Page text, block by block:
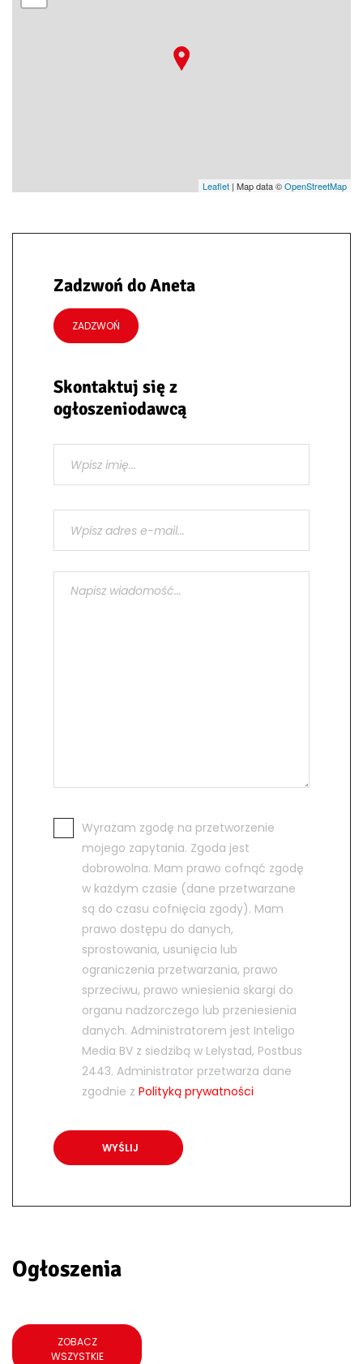
Leaflet | Map data ©OpenStreetMap
Zadzwoń do Aneta
ZADZWOŃ
Skontaktuj się z
ogłoszeniodawcą
Wyrażam zgodę na przetworzenie
mojego zapytania. Zgoda jest
dobrowolna. Mam prawo cofnąć zgodę
w każdym czasie (dane przetwarzane
są do czasu cofnięcia zgody). Mam
prawo dostępu do danych,
sprostowania, usunięcia lub
ograniczenia przetwarzania, prawo
sprzeciwu, prawo wniesienia skargi do
organu nadzorczego lub przeniesienia
danych. Administratorem jest Inteligo
Media BV z siedzibą w Lelystad, Postbus
2443. Administrator przetwarza dane
zgodnie z Polityką prywatności
Ogłoszenia
ZOBACZ
WSZYSTKIE